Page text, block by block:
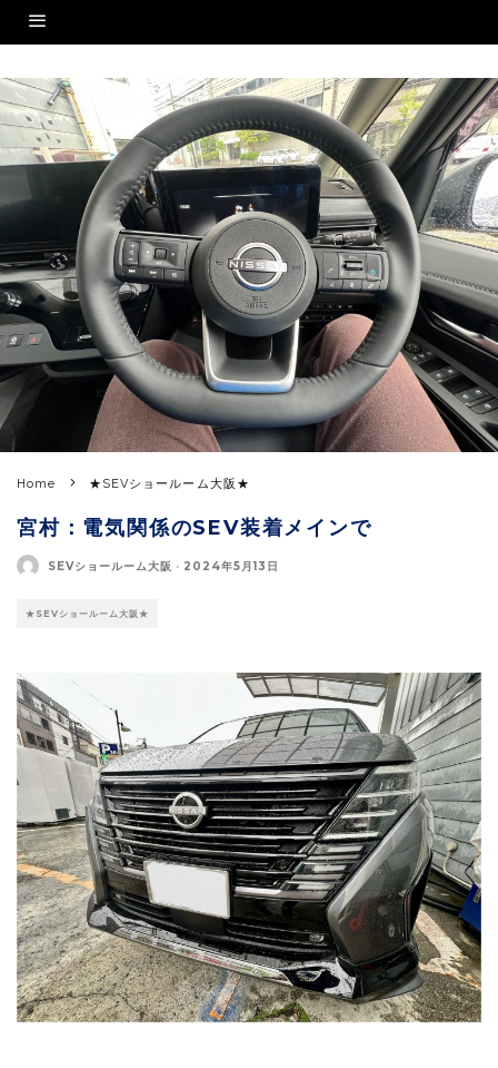
Home ★SEVショールーム大阪★
宮村：電気関係のSEV装着メインで
SEVショールーム大阪 · 2024年5月13日
★SEVショールーム大阪★